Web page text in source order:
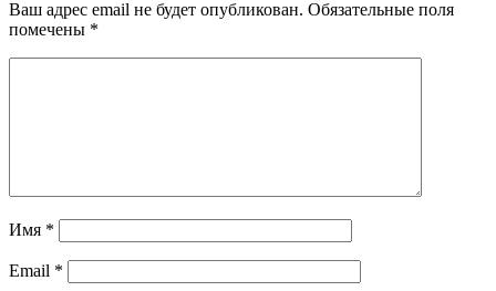
Ваш адрес email не будет опубликован. Обязательные поля
помечены *
Имя *
Email *